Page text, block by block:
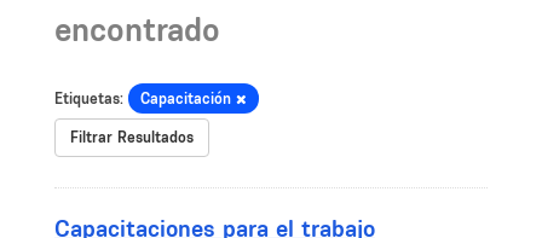
encontrado
Etiquetas: Capacitación
Filtrar Resultados
Capacitaciones para el trabajo